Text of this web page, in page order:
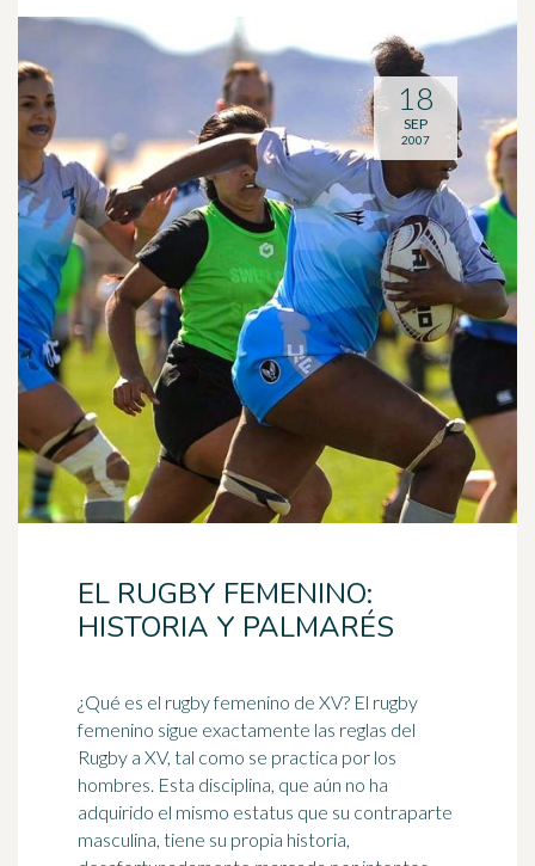
EL RUGBY FEMENINO:
HISTORIA Y PALMARÉS
¿Qué es el rugby femenino de XV? El rugby
femenino sigue exactamente las reglas del
Rugby a XV, tal como se practica por los
hombres. Esta disciplina, que aún no ha
adquirido el mismo estatus que su contraparte
masculina, tiene su propia historia,
18
SEP
2007